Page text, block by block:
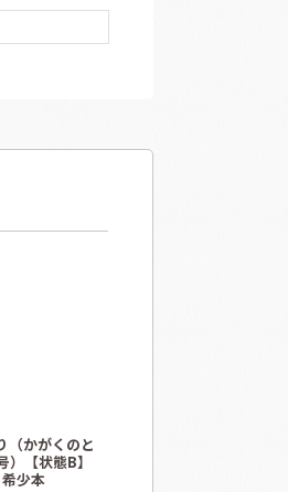
（かがくのと
）【状態B】
希少本